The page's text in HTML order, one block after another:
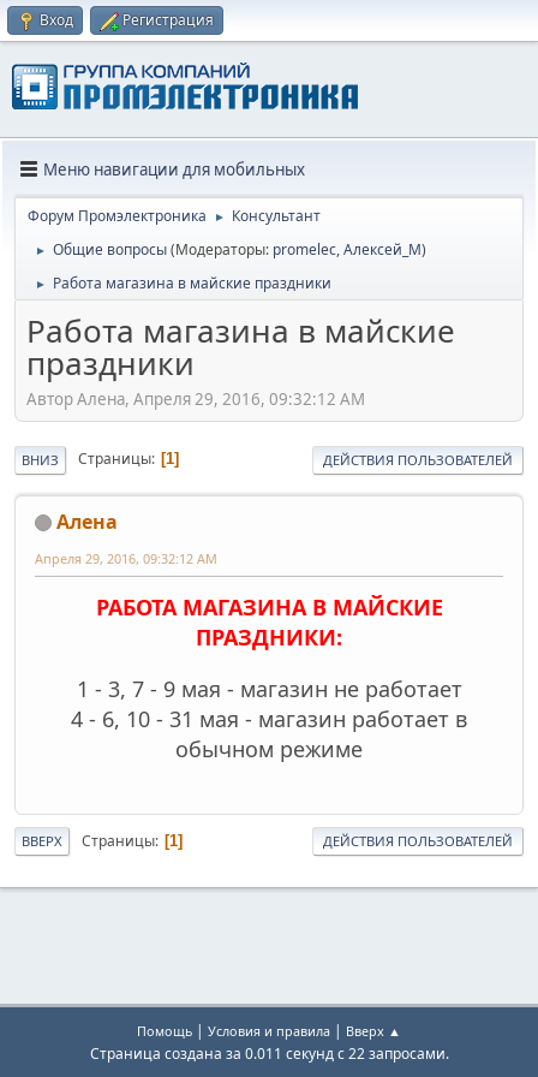
Вход Регистрация
Меню навигации для мобильных
Форум Промэлектроника ► Консультант
► Общие вопросы(Модераторы: promelec,Алексей_М)
► Работа магазина в майские праздники
Работа магазина в майские
праздники
Автор Алена, Апреля 29, 2016, 09:32:12 AM
ВНИЗ Страницы 1 ДЕЙСТВИЯ ПОЛЬЗОВАТЕЛЕЙ
Алена
Апреля 29, 2016, 09:32:12 AM
РАБОТА МАГАЗИНА В МАЙСКИЕ
ПРАЗДНИКИ:
1 - 3, 7 - 9 мая - магазин не работает
4 - 6, 10 - 31 мая - магазин работает в
обычном режиме
ВВЕРХ Страницы 1 ДЕЙСТВИЯ ПОЛЬЗОВАТЕЛЕЙ
Помощь | Условия и правила | Вверх ▲
Страница создана за 0.011 секунд с 22 запросами.